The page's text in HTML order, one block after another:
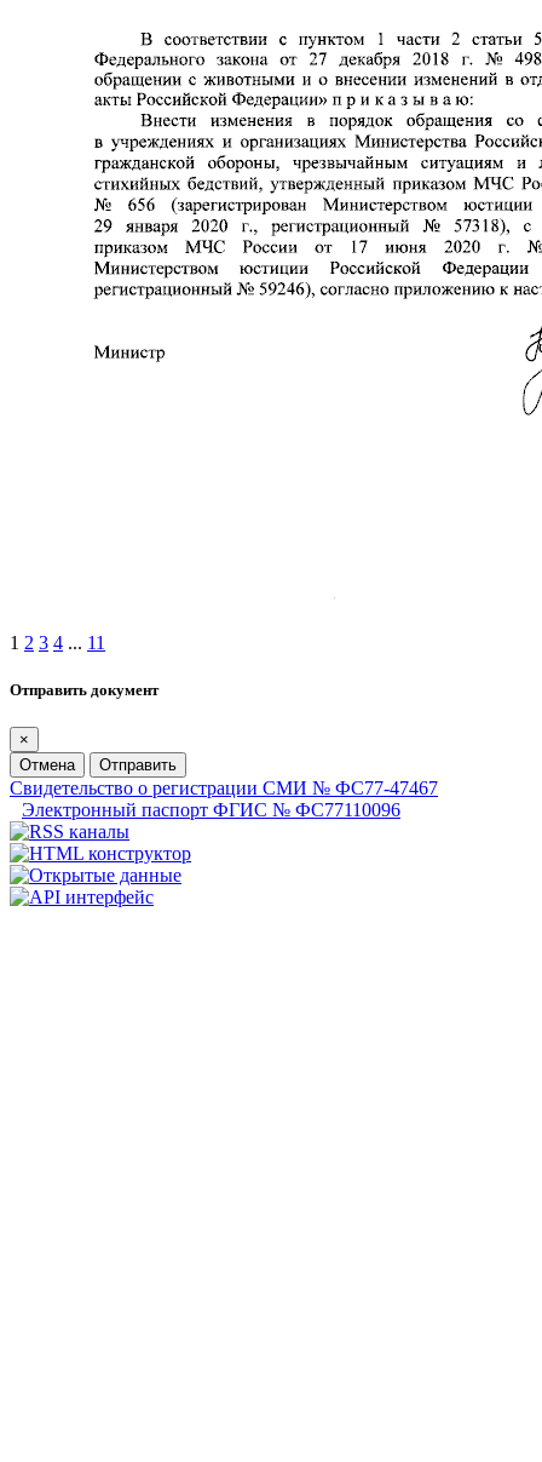
1 2 3 4 ... 11
Отправить документ
×
Отмена
Отправить
Свидетельство о регистрации СМИ № ФС77-47467
Электронный паспорт ФГИС № ФС77110096